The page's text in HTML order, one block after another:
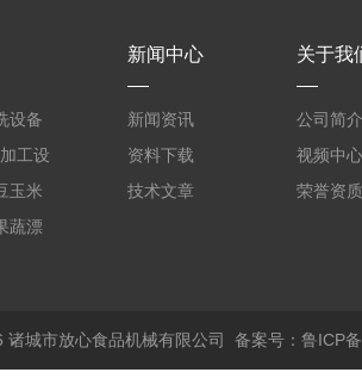
设备
工设
玉米
蔬漂
新闻中心
新闻资讯
资料下载
技术文章
关于我
公司简介
视频中心
荣誉资质
诸城市放心食品机械有限公司 备案号：鲁ICP